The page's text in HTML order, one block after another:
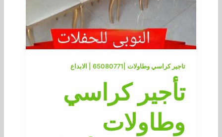
تاجير كراسي وطاولات |65080771 | الابداع
تأجير كراسي
وطاولات